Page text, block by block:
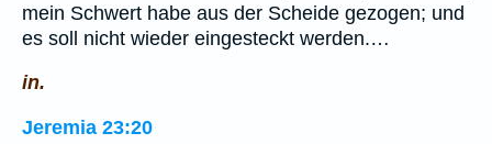
mein Schwert habe aus der Scheide gezogen; und
es soll nicht wieder eingesteckt werden.…
in.
Jeremia 23:20